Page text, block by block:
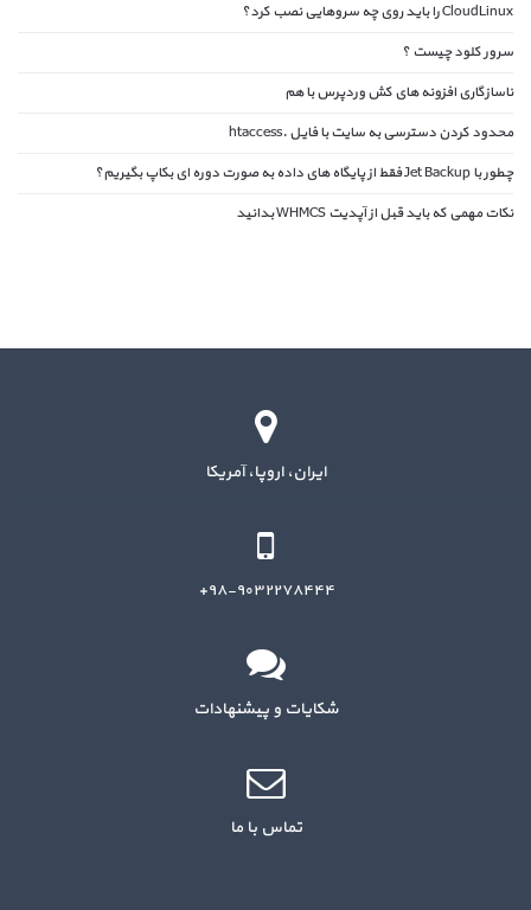
CloudLinux را باید روی چه سروهایی نصب کرد؟
سرور کلود چیست ؟
ناسازگاری افزونه های کش وردپرس با هم
محدود کردن دسترسی به سایت با فایل .htaccess
چطور با Jet Backup فقط از پایگاه های داده به صورت دوره ای بکاپ بگیریم؟
نکات مهمی که باید قبل از آپدیت WHMCS بدانید
ایران، اروپا، آمریکا
۹۸-۹۰۳۲۲۷۸۴۴۴+
شکایات و پیشنهادات
تماس با ما